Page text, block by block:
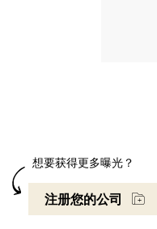
想要获得更多曝光？
注册您的公司